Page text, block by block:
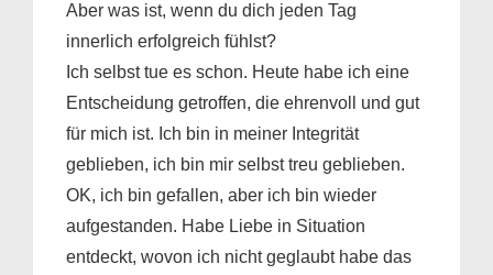
Aber was ist, wenn du dich jeden Tag
innerlich erfolgreich fühlst?
Ich selbst tue es schon. Heute habe ich eine
Entscheidung getroffen, die ehrenvoll und gut
für mich ist. Ich bin in meiner Integrität
geblieben, ich bin mir selbst treu geblieben.
OK, ich bin gefallen, aber ich bin wieder
aufgestanden. Habe Liebe in Situation
entdeckt, wovon ich nicht geglaubt habe das